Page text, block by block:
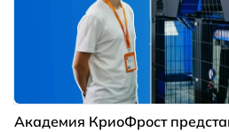
Академия КриоФрост